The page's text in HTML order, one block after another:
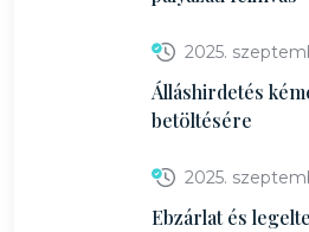
2025.
Álláshirdetés
betöltésére
2025.
Ebzárlat és